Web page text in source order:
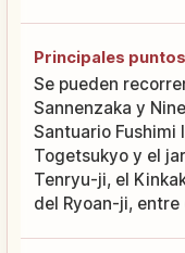
Principales
Se pueden
Sannenzaka y
Santuario Fushimi
Togetsukyo y el
Tenryu-ji, el
del Ryoan-ji, entre